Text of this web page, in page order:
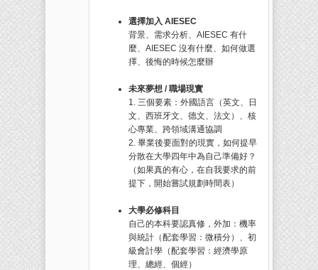
選擇加入 AIESEC
背景、需求分析、AIESEC 有什
麼、AIESEC 沒有什麼、如何做選
擇、後悔的時候怎麼辦
未來夢想 / 職場現實
1. 三個要素：外國語言（英文、日
文、西班牙文、德文、法文）、核
心專業、跨領域溝通協調
2. 畢業後要面對的現實，如何提早
分散在大學四年中為自己準備好？
（如果真的有心，在自我要求的前
提下，開始嘗試規劃時間表）
大學必修科目
自己的本科要認真修，外加：機率
與統計（配套學習：微積分）、初
級會計學（配套學習：經濟學原
理、總經、個經）